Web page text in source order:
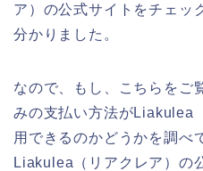
ア）の公式サイトをチェッ
分かりました。
なので、もし、こちらをご
みの支払い方法がLiakulea
用できるのかどうかを調べ
Liakulea（リアクレア）の